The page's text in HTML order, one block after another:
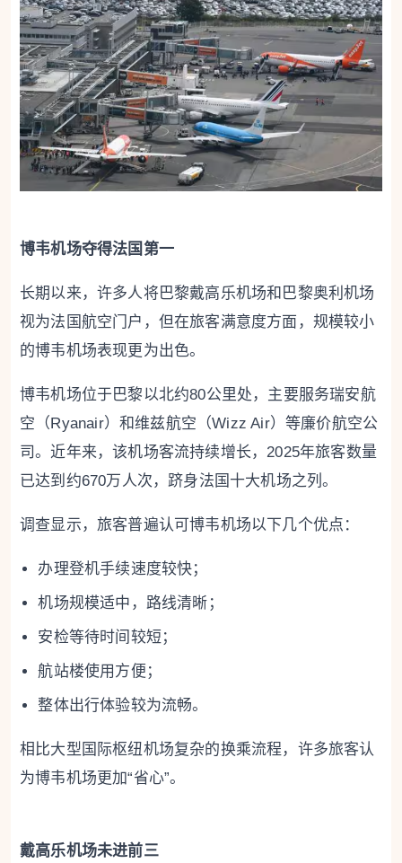
博韦机场夺得法国第一
长期以来，许多人将巴黎戴高乐机场和巴黎奥利机场
视为法国航空门户，但在旅客满意度方面，规模较小
的博韦机场表现更为出色。
博韦机场位于巴黎以北约80公里处，主要服务瑞安航
空（Ryanair）和维兹航空（Wizz Air）等廉价航空公
司。近年来，该机场客流持续增长，2025年旅客数量
已达到约670万人次，跻身法国十大机场之列。
调查显示，旅客普遍认可博韦机场以下几个优点：
办理登机手续速度较快；
机场规模适中，路线清晰；
安检等待时间较短；
航站楼使用方便；
整体出行体验较为流畅。
相比大型国际枢纽机场复杂的换乘流程，许多旅客认
为博韦机场更加“省心”。
戴高乐机场未进前三